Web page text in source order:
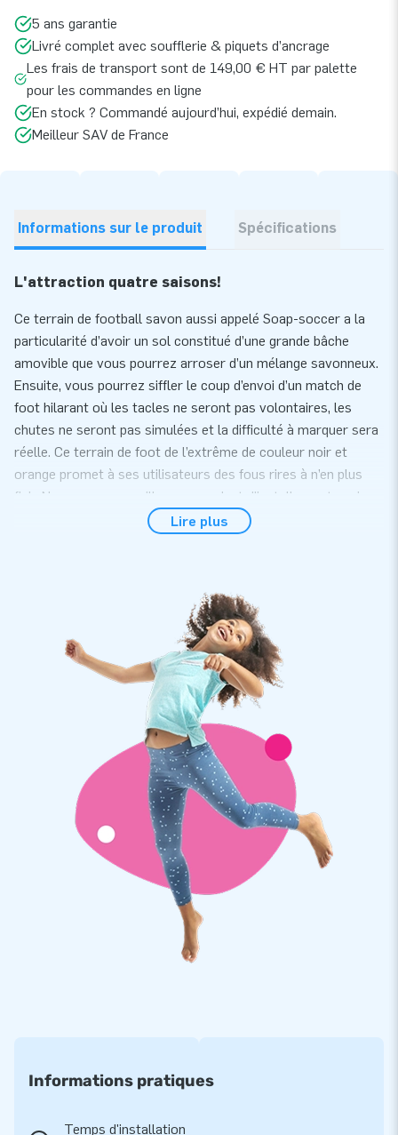
5 ans garantie
Livré complet avec soufflerie & piquets d’ancrage
Les frais de transport sont de 149,00 € HT par palette
pour les commandes en ligne
En stock ? Commandé aujourd’hui, expédié demain.
Meilleur SAV de France
Informations sur le produit Spécifications
L'attraction quatre saisons!
Ce terrain de football savon aussi appelé Soap-soccer a la
particularité d’avoir un sol constitué d’une grande bâche
amovible que vous pourrez arroser d’un mélange savonneux.
Ensuite, vous pourrez siffler le coup d’envoi d’un match de
foot hilarant où les tacles ne seront pas volontaires, les
chutes ne seront pas simulées et la difficulté à marquer sera
réelle. Ce terrain de foot de l’extrême de couleur noir et
orange promet à ses utilisateurs des fous rires à n’en plus
finir. Nous vous conseillons cependant d’installer ce terrain
sur une plage ou de l'herbe ou toute autre surface douce,
Installez le terrain de football savon facilement et
rapidement en 15 minutes seulement. Il se placera
parfaitement lors de tournois de foot, de team-building ou
tout autre évènement sportif ou festif. À noter que la bâche
au sol est amovible (en velcro), et peut donc être retirée
pour utiliser le terrain de football traditionnellement.
D’autre part, le terrain de football savon se compose d’une
seule partie et est livré avec soufflerie, piquets d’ancrage, sac
de transport et un manuel/carnet de suivi. Bref, prêt à
l'emploi (sauf le savon) !
Multiples coutures et haute qualité
Les structures gonflables de chez JB sont renforcées avec
une quadruple couture, protégée d’une couverture PVC sur
toute la piste de saut et endroits réputés fragiles. De plus,
elles sont fabriquées à partir de PVC de haute qualité:
Par ailleurs, JB est convaincu de sa haute qualité et pour
cela offre une garantie unique de 5 ans pour le terrain de
Lire plus
Informations pratiques
Temps d'installation